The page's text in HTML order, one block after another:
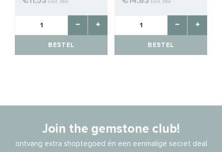
Excl. btw
BESTEL
Excl. btw
BESTEL
Join the gemstone club!
ontvang extra shoptegoed én een eenmalige secret deal